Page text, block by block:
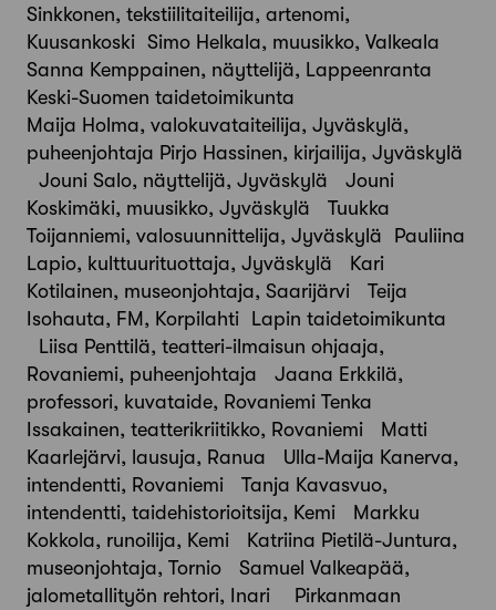
Sinkkonen, tekstiilitaiteilija, artenomi,
Kuusankoski Simo Helkala, muusikko, Valkeala
Sanna Kemppainen, näyttelijä, Lappeenranta
Keski-Suomen taidetoimikunta
Maija Holma, valokuvataiteilija, Jyväskylä,
puheenjohtaja Pirjo Hassinen, kirjailija, Jyväskylä
Jouni Salo, näyttelijä, Jyväskylä Jouni
Koskimäki, muusikko, Jyväskylä Tuukka
Toijanniemi, valosuunnittelija, Jyväskylä Pauliina
Lapio, kulttuurituottaja, Jyväskylä Kari
Kotilainen, museonjohtaja, Saarijärvi Teija
Isohauta, FM, Korpilahti Lapin taidetoimikunta
Liisa Penttilä, teatteri-ilmaisun ohjaaja,
Rovaniemi, puheenjohtaja Jaana Erkkilä,
professori, kuvataide, Rovaniemi Tenka
Issakainen, teatterikriitikko, Rovaniemi Matti
Kaarlejärvi, lausuja, Ranua Ulla-Maija Kanerva,
intendentti, Rovaniemi Tanja Kavasvuo,
intendentti, taidehistorioitsija, Kemi Markku
Kokkola, runoilija, Kemi Katriina Pietilä-Juntura,
museonjohtaja, Tornio Samuel Valkeapää,
jalometallityön rehtori, Inari Pirkanmaan